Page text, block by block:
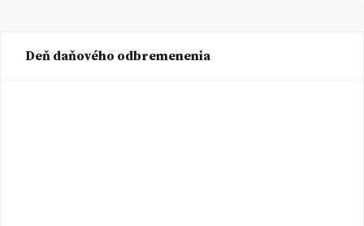
Deň daňového odbremenenia